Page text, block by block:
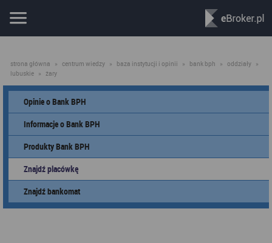
strona główna » centrum wiedzy » baza instytucji i opinii » bank bph » oddziały »
lubuskie » żary
Opinie o Bank BPH
Informacje o Bank BPH
Produkty Bank BPH
Znajdź placówkę
Znajdź bankomat